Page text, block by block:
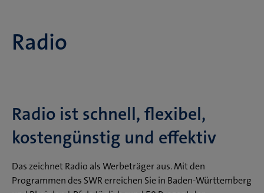
Radio
Radio ist schnell, flexibel,
kostengünstig und effektiv
Das zeichnet Radio als Werbeträger aus. Mit den
Programmen des SWR erreichen Sie in Baden-Württemberg